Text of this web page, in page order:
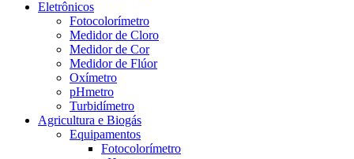
Eletrônicos
Fotocolorímetro
Medidor de Cloro
Medidor de Cor
Medidor de Flúor
Oxímetro
pHmetro
Turbidímetro
Agricultura e Biogás
Equipamentos
Fotocolorímetro